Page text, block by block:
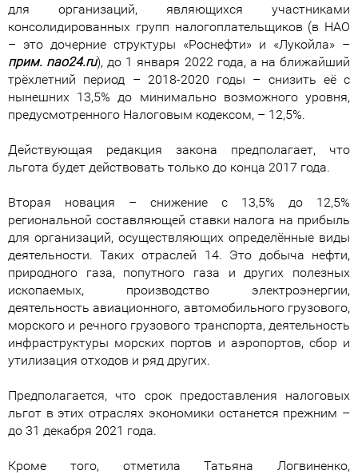
для организаций, являющихся участниками
консолидированных групп налогоплательщиков (в НАО
– это дочерние структуры «Роснефти» и «Лукойла» –
прим. nao24.ru), до 1 января 2022 года, а на ближайший
трёхлетний период – 2018-2020 годы – снизить её с
нынешних 13,5% до минимально возможного уровня,
предусмотренного Налоговым кодексом, – 12,5%.
Действующая редакция закона предполагает, что
льгота будет действовать только до конца 2017 года.
Вторая новация – снижение с 13,5% до 12,5%
региональной составляющей ставки налога на прибыль
для организаций, осуществляющих определённые виды
деятельности. Таких отраслей 14. Это добыча нефти,
природного газа, попутного газа и других полезных
ископаемых, производство электроэнергии,
деятельность авиационного, автомобильного грузового,
морского и речного грузового транспорта, деятельность
инфраструктуры морских портов и аэропортов, сбор и
утилизация отходов и ряд других.
Предполагается, что срок предоставления налоговых
льгот в этих отраслях экономики останется прежним –
до 31 декабря 2021 года.
Кроме того, отметила Татьяна Логвиненко,